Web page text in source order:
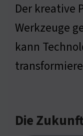
Der kreative
Werkzeuge
kann
Die